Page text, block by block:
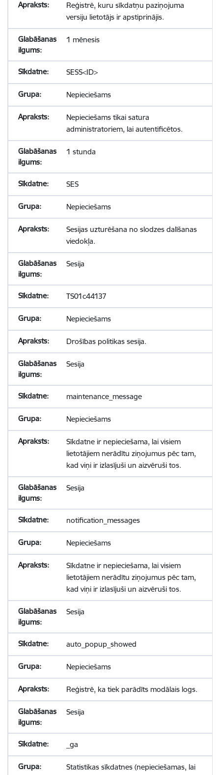
Reģistrē, kuru sīkdatņu paziņojuma
versiju lietotājs ir apstiprinājis.
1 mēnesis
SESS<ID>
Nepieciešams
Nepieciešams tikai satura
administratoriem, lai autentificētos.
1 stunda
SES
Nepieciešams
Sesijas uzturēšana no slodzes dalīšanas
viedokļa.
Sesija
TS01c44137
Nepieciešams
Drošības politikas sesija.
Sesija
maintenance_message
Nepieciešams
Sīkdatne ir nepieciešama, lai visiem
lietotājiem nerādītu ziņojumus pēc tam,
kad viņi ir izlasījuši un aizvēruši tos.
Sesija
notification_messages
Nepieciešams
Sīkdatne ir nepieciešama, lai visiem
lietotājiem nerādītu ziņojumus pēc tam,
kad viņi ir izlasījuši un aizvēruši tos.
Sesija
auto_popup_showed
Nepieciešams
Reģistrē, ka tiek parādīts modālais logs.
Sesija
_ga
Statistikas sīkdatnes (nepieciešamas, lai